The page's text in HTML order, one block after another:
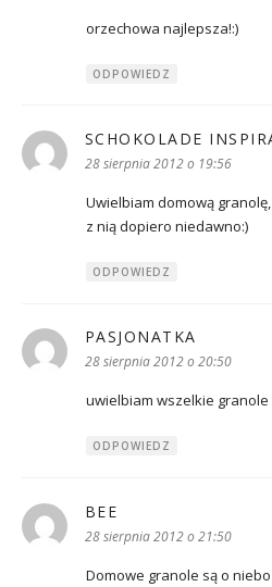
orzechowa najlepsza!:)
ODPOWIEDZ
SCHOKOLADE
28 sierpnia 2012 o 19:56
Uwielbiam domową
z nią dopiero niedawno:)
ODPOWIEDZ
PASJONATKA
28 sierpnia 2012 o 20:50
uwielbiam wszelkie granole
ODPOWIEDZ
BEE
28 sierpnia 2012 o 21:50
Domowe granole są o